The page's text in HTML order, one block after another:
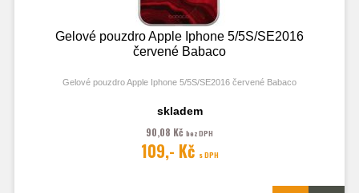
Gelové pouzdro Apple Iphone 5/5S/SE2016
červené Babaco
Gelové pouzdro Apple Iphone 5/5S/SE2016 červené Babaco
skladem
90,08 Kč bez DPH
109,- Kč s DPH